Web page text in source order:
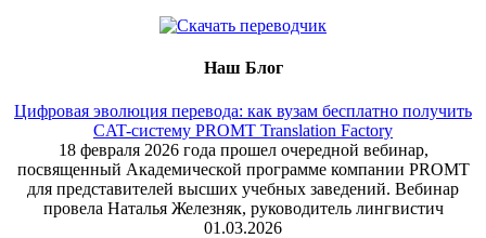
Наш Блог
Цифровая эволюция перевода: как вузам бесплатно получить
CAT-систему PROMT Translation Factory
18 февраля 2026 года прошел очередной вебинар,
посвященный Академической программе компании PROMT
для представителей высших учебных заведений. Вебинар
провела Наталья Железняк, руководитель лингвистич
01.03.2026